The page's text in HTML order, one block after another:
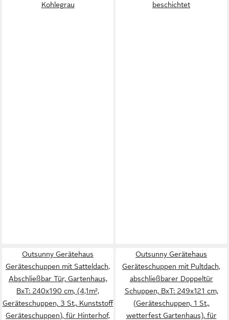
Kohlegrau
beschichtet
Outsunny Gerätehaus
Geräteschuppen mit Satteldach,
Abschließbar Tür, Gartenhaus,
BxT: 240x190 cm, (4,1m²,
Geräteschuppen, 3 St., Kunststoff
Geräteschuppen), für Hinterhof,
Outsunny Gerätehaus
Geräteschuppen mit Pultdach,
abschließbarer Doppeltür
Schuppen, BxT: 249x121 cm,
(Geräteschuppen, 1 St.,
wetterfest Gartenhaus), für